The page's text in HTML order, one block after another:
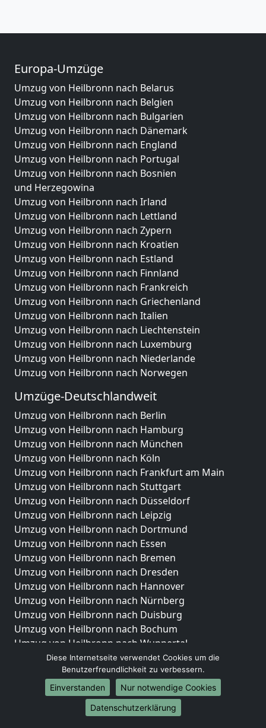
Europa-Umzüge
Umzug von Heilbronn nach Belarus
Umzug von Heilbronn nach Belgien
Umzug von Heilbronn nach Bulgarien
Umzug von Heilbronn nach Dänemark
Umzug von Heilbronn nach England
Umzug von Heilbronn nach Portugal
Umzug von Heilbronn nach Bosnien
und Herzegowina
Umzug von Heilbronn nach Irland
Umzug von Heilbronn nach Lettland
Umzug von Heilbronn nach Zypern
Umzug von Heilbronn nach Kroatien
Umzug von Heilbronn nach Estland
Umzug von Heilbronn nach Finnland
Umzug von Heilbronn nach Frankreich
Umzug von Heilbronn nach Griechenland
Umzug von Heilbronn nach Italien
Umzug von Heilbronn nach Liechtenstein
Umzug von Heilbronn nach Luxemburg
Umzug von Heilbronn nach Niederlande
Umzug von Heilbronn nach Norwegen
Umzüge-Deutschlandweit
Umzug von Heilbronn nach Berlin
Umzug von Heilbronn nach Hamburg
Umzug von Heilbronn nach München
Umzug von Heilbronn nach Köln
Umzug von Heilbronn nach Frankfurt am Main
Umzug von Heilbronn nach Stuttgart
Umzug von Heilbronn nach Düsseldorf
Umzug von Heilbronn nach Leipzig
Umzug von Heilbronn nach Dortmund
Umzug von Heilbronn nach Essen
Umzug von Heilbronn nach Bremen
Umzug von Heilbronn nach Dresden
Umzug von Heilbronn nach Hannover
Umzug von Heilbronn nach Nürnberg
Umzug von Heilbronn nach Duisburg
Umzug von Heilbronn nach Bochum
Umzug von Heilbronn nach Wuppertal
Umzug von Heilbronn nach Bielefeld
Umzug von Heilbronn nach Bonn
Umzug von Heilbronn nach Münster
Internationale-Umzüge
Diese Internetseite verwendet Cookies um die
Benutzerfreundlichkeit zu verbessern.
Einverstanden
Nur notwendige Cookies
Datenschutzerklärung